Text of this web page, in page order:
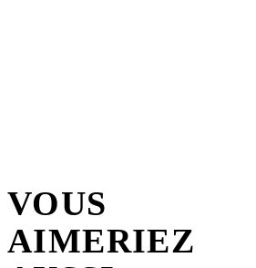
VOUS
AIMERIEZ